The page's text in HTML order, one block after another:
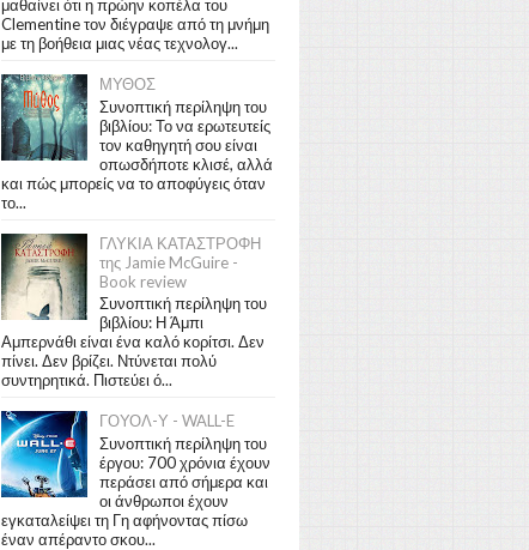
μαθαίνει ότι η πρώην κοπέλα του
Clementine τον διέγραψε από τη μνήμη
με τη βοήθεια μιας νέας τεχνολογ...
ΜΥΘΟΣ
Συνοπτική περίληψη του
βιβλίου: Το να ερωτευτείς
τον καθηγητή σου είναι
οπωσδήποτε κλισέ, αλλά
και πώς μπορείς να το αποφύγεις όταν
το...
ΓΛΥΚΙΑ ΚΑΤΑΣΤΡΟΦΗ
της Jamie McGuire -
Book review
Συνοπτική περίληψη του
βιβλίου: Η Άμπι
Αμπερνάθι είναι ένα καλό κορίτσι. Δεν
πίνει. Δεν βρίζει. Ντύνεται πολύ
συντηρητικά. Πιστεύει ό...
ΓΟΥΟΛ-Υ - WALL-E
Συνοπτική περίληψη του
έργου: 700 χρόνια έχουν
περάσει από σήμερα και
οι άνθρωποι έχουν
εγκαταλείψει τη Γη αφήνοντας πίσω
έναν απέραντο σκου...